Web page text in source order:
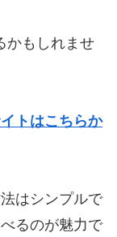
かもしれませ
トはこちらか
はシンプルで
るのが魅力で